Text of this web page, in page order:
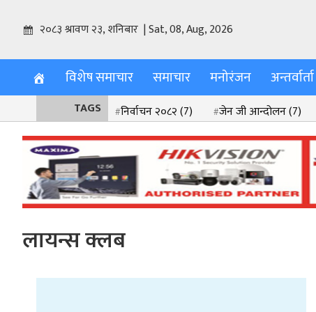
२०८३ श्रावण २३, शनिबार | Sat, 08, Aug, 2026
विशेष समाचार समाचार मनोरंजन अन्तर्वार्ता
TAGS निर्वाचन २०८२(7) जेन जी आन्दोलन(7)
श्रीकृष्ण प्रणामी धर्म जागरण महोत्सव २०८२(2) बाढी पहिरो(2)
लायन्स क्लब